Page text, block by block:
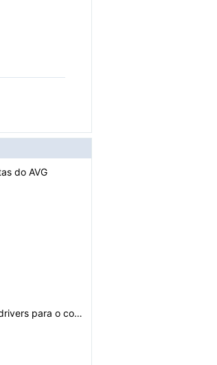
do AVG
Não discos de recuperação conter drivers para o comp…